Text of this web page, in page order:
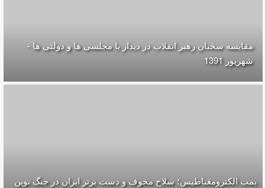
مقایسه سخنان رهبر انقلاب در دیدار با مجلسی ها و دولتی ها -
شهریور 1391
بمب الکترومغناطیس؛ سلاح مخوف و دست برتر ایران در جنگ نوین